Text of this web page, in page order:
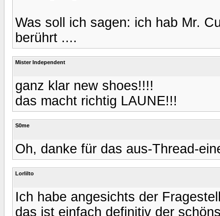
Was soll ich sagen: ich hab Mr.
berührt ....
Mister Independent
ganz klar new shoes!!!!
das macht richtig LAUNE!!!
S0me
Oh, danke für das aus-Thread-
Lorlilto
Ich habe angesichts der
das ist einfach definitiv der